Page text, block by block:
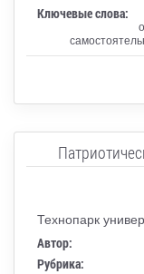
Ключевые слова:
Технопарк
Автор:
Рубрика: